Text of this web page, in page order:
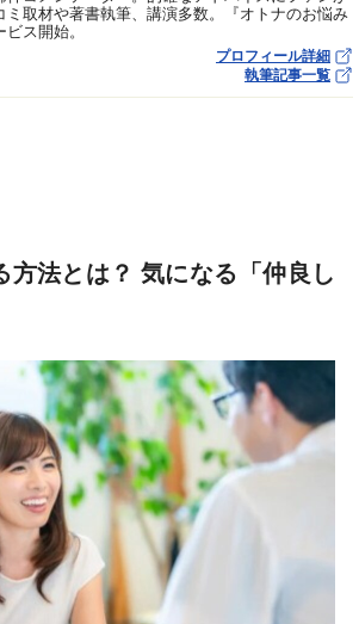
ミ取材や著書執筆、講演多数。『オトナのお悩み
ス開始。
プロフィール詳細
執筆記事一覧
方法とは？ 気になる「仲良し